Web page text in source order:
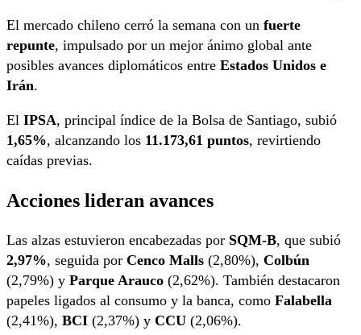
El mercado chileno cerró la semana con un fuerte
repunte, impulsado por un mejor ánimo global ante
posibles avances diplomáticos entre Estados Unidos e
Irán.
El IPSA, principal índice de la Bolsa de Santiago, subió
1,65%, alcanzando los 11.173,61 puntos, revirtiendo
caídas previas.
Acciones lideran avances
Las alzas estuvieron encabezadas por SQM-B, que subió
2,97%, seguida por Cenco Malls (2,80%), Colbún
(2,79%) y Parque Arauco (2,62%). También destacaron
papeles ligados al consumo y la banca, como Falabella
(2,41%), BCI (2,37%) y CCU (2,06%).